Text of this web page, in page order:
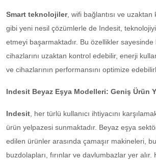
Smart teknolojiler, wifi bağlantısı ve
gibi yeni nesil çözümlerle de Indesit,
etmeyi başarmaktadır. Bu özellikler sayesinde
cihazlarını uzaktan kontrol edebilir, enerji
ve cihazlarının performansını optimize
Indesit Beyaz Eşya Modelleri: Geniş Ürün
Indesit, her türlü kullanıcı ihtiyacını
ürün yelpazesi sunmaktadır. Beyaz eşya
edilen ürünler arasında çamaşır makineleri,
buzdolapları, fırınlar ve davlumbazlar yer alır.